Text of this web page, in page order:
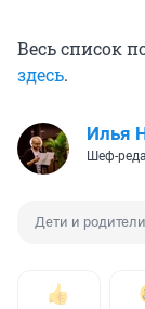
Весь список
здесь.
Илья
Шеф-
Дети и родители